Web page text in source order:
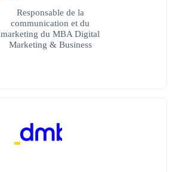
Responsable de la
communication et du
marketing du MBA Digital
Marketing & Business